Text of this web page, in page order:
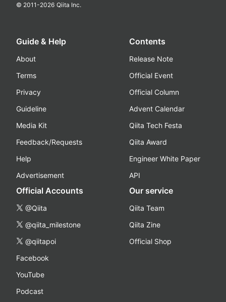
© 2011-2026 Qiita Inc.
Guide & Help
About
Terms
Privacy
Guideline
Media Kit
Feedback/Requests
Help
Advertisement
Contents
Release Note
Official Event
Official Column
Advent Calendar
Qiita Tech Festa
Qiita Award
Engineer White Paper
API
Official Accounts
@Qiita
@qiita_milestone
@qiitapoi
Facebook
YouTube
Podcast
Our service
Qiita Team
Qiita Zine
Official Shop